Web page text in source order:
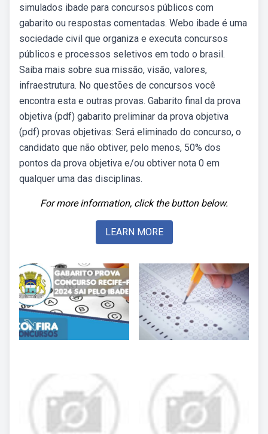
simulados ibade para concursos públicos com
gabarito ou respostas comentadas. Webo ibade é uma
sociedade civil que organiza e executa concursos
públicos e processos seletivos em todo o brasil.
Saiba mais sobre sua missão, visão, valores,
infraestrutura. No questões de concursos você
encontra esta e outras provas. Gabarito final da prova
objetiva (pdf) gabarito preliminar da prova objetiva
(pdf) provas objetivas: Será eliminado do concurso, o
candidato que não obtiver, pelo menos, 50% dos
pontos da prova objetiva e/ou obtiver nota 0 em
qualquer uma das disciplinas.
For more information, click the button below.
LEARN MORE